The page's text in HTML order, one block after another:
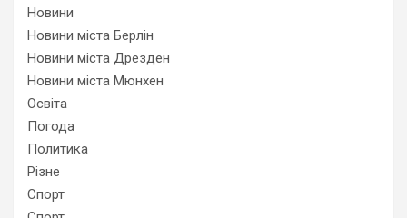
Новини
Новини міста Берлін
Новини міста Дрезден
Новини міста Мюнхен
Освіта
Погода
Политика
Різне
Спорт